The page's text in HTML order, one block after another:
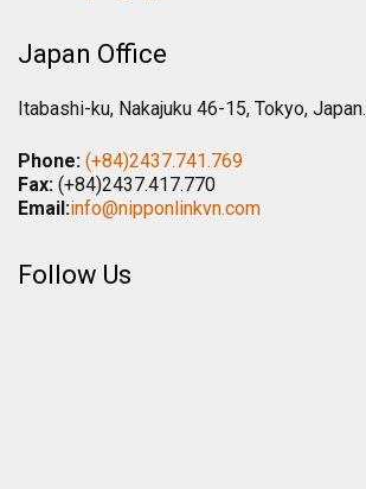
Japan Office
Itabashi-ku, Nakajuku 46-15, Tokyo, Japan.
Phone: (+84)2437.741.769
Fax: (+84)2437.417.770
Email:info@nipponlinkvn.com
Follow Us